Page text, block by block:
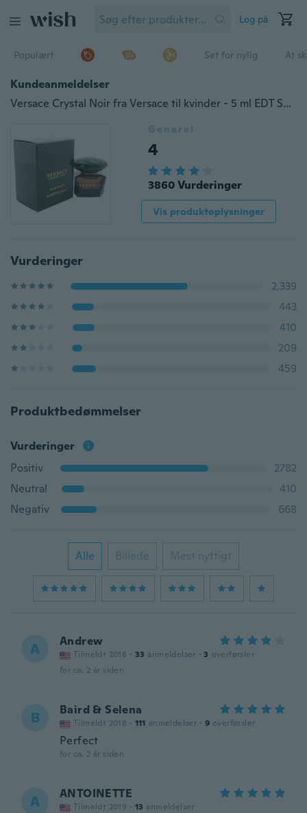
Log på
Populært Set for nylig At
Kundeanmeldelser
Versace Crystal Noir fra Versace til kvinder - 5 ml EDT Splash (Mini)
Generel
4
3860 Vurderinger
Vis produktoplysninger
Vurderinger
2,339
443
410
209
459
Produktbedømmelser
Vurderinger
Positiv
2782
Neutral
410
Negativ
668
Alle Billede Mest nyttigt
A Andrew
Tilmeldt 2018 · 33 anmeldelser · 3 overførsler
for ca. 2 år siden
B Baird & Selena
Tilmeldt 2018 · 111 anmeldelser · 9 overførsler
Perfect
for ca. 2 år siden
A ANTOINETTE
Tilmeldt 2019 · 13 anmeldelser